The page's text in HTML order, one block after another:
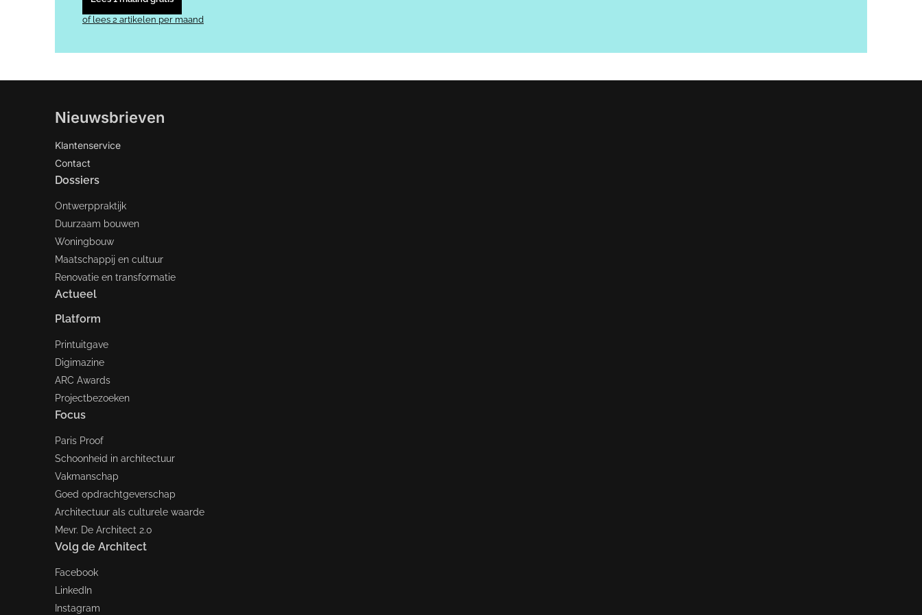
of lees 2 artikelen per maand
Nieuwsbrieven
Klantenservice
Contact
Dossiers
Ontwerppraktijk
Duurzaam bouwen
Woningbouw
Maatschappij en cultuur
Renovatie en transformatie
Actueel
Platform
Printuitgave
Digimazine
ARC Awards
Projectbezoeken
Focus
Paris Proof
Schoonheid in architectuur
Vakmanschap
Goed opdrachtgeverschap
Architectuur als culturele waarde
Mevr. De Architect 2.0
Volg de Architect
Facebook
LinkedIn
Instagram